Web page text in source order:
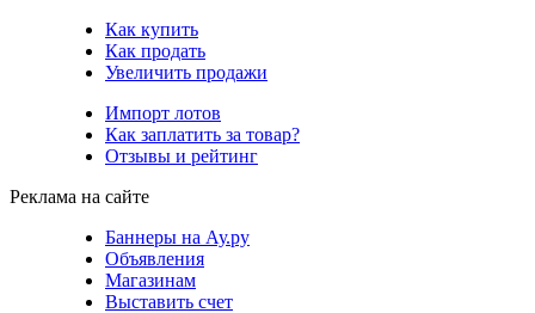
Как купить
Как продать
Увеличить продажи
Импорт лотов
Как заплатить за товар?
Отзывы и рейтинг
Реклама на сайте
Баннеры на Ау.ру
Объявления
Магазинам
Выставить счет